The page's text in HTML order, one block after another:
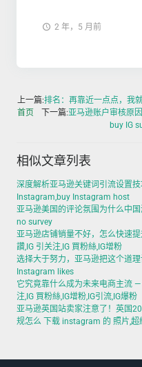
2 年，5 月前
上一篇:排名：再靠近一点点，我
首页
下一篇:亚马逊账户审核原
buy IG
相似文章列表
深度解析亚马逊关键词引流设置
Instagram,buy Instagram host
亚马逊美国的评论氛围为什么中
no survey
亚马逊店铺销量不好，怎么快速提
讚,IG 引关注,IG 買粉絲,IG增粉
选择大于努力，亚马逊把这个道
Instagram likes
它究竟靠什么成为未来电商主流
注,IG 買粉絲,IG增粉,IG引流,IG爆粉
亚马逊英国站卖家注意了！英国
规怎么 下载 instagram 的 照片,